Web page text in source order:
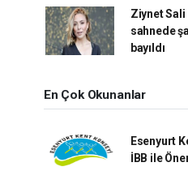
Ziynet Sali
sahnede
bayıldı
En Çok Okunanlar
Esenyurt
İBB ile